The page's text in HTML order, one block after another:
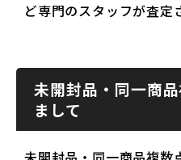
ど専門のスタッフが査定
未開封品・同一商
まして